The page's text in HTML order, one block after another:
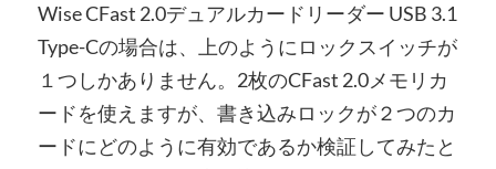
Wise CFast 2.0デュアルカードリーダー USB 3.1
Type-Cの場合は、上のようにロックスイッチが
１つしかありません。2枚のCFast 2.0メモリカ
ードを使えますが、書き込みロックが２つのカ
ードにどのように有効であるか検証してみたと